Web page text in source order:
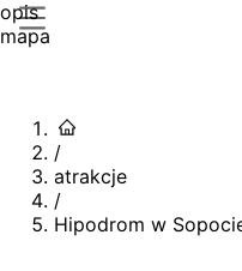
opis
mapa
/
atrakcje
/
Hipodrom w